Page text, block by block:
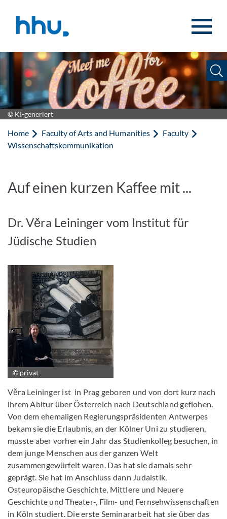
© KI-generiert
Home Faculty of Arts and Humanities
Faculty
Wissenschaftskommunikation
Auf einen kurzen Kaffee mit ...
Dr. Věra Leininger vom Institut für
Jüdische Studien
© privat
Věra Leininger ist in Prag geboren und von dort kurz nach
ihrem Abitur über Österreich nach Deutschland geflohen.
Von dem ehemaligen Regierungspräsidenten Antwerpes
bekam sie die Erlaubnis, an der Kölner Uni zu studieren,
musste aber vorher ein Jahr das Studienkolleg besuchen, in
dem junge Menschen aus der ganzen Welt
zusammengewürfelt waren. Das hat sie damals sehr
geprägt. Sie hat im Anschluss dann Judaistik,
Osteuropäische Geschichte, Mittlere und Neuere
Geschichte und Theater-, Film- und Fernsehwissenschaften
in Köln studiert. Die erste Seminararbeit hat sie über das